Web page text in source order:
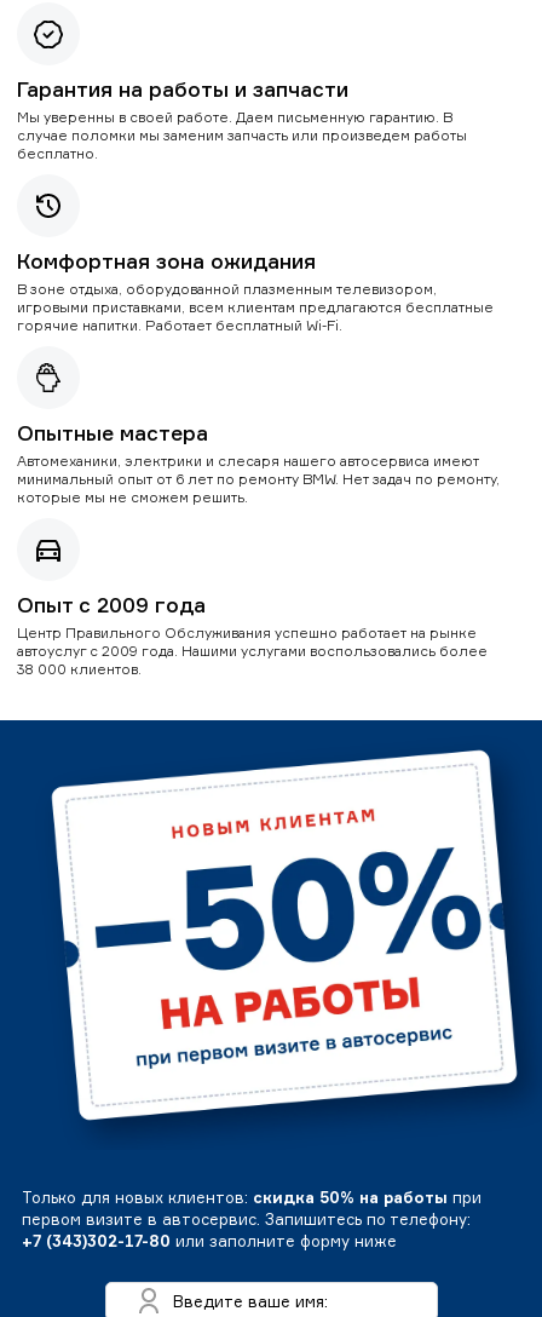
Гарантия на работы и запчасти
Мы уверенны в своей работе. Даем письменную гарантию. В
случае поломки мы заменим запчасть или произведем работы
бесплатно.
Комфортная зона ожидания
В зоне отдыха, оборудованной плазменным телевизором,
игровыми приставками, всем клиентам предлагаются бесплатные
горячие напитки. Работает бесплатный Wi-Fi.
Опытные мастера
Автомеханики, электрики и слесаря нашего автосервиса имеют
минимальный опыт от 6 лет по ремонту BMW. Нет задач по ремонту,
которые мы не сможем решить.
Опыт с 2009 года
Центр Правильного Обслуживания успешно работает на рынке
автоуслуг с 2009 года. Нашими услугами воспользовались более
38 000 клиентов.
Только для новых клиентов: скидка 50% на работы при
первом визите в автосервис. Запишитесь по телефону:
+7 (343)302-17-80 или заполните форму ниже